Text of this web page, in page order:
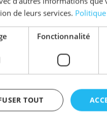
€ ,28 €
de leurs services.
Fonctionnalité
TOUT